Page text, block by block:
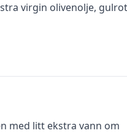
virgin olivenolje,
med litt ekstra vann om